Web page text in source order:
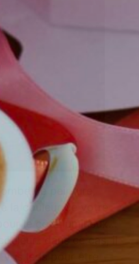
de peinture,
la couleur de votre
le côté lumineux…
dans ce cas, il
leds pour être